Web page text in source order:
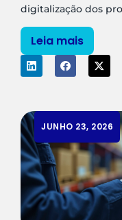
digitalização dos
Leia mais
JUNHO 23, 2026